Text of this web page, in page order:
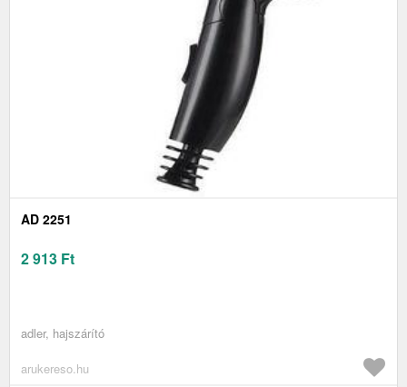
AD 2251
2 913 Ft
adler, hajszárító
arukereso.hu